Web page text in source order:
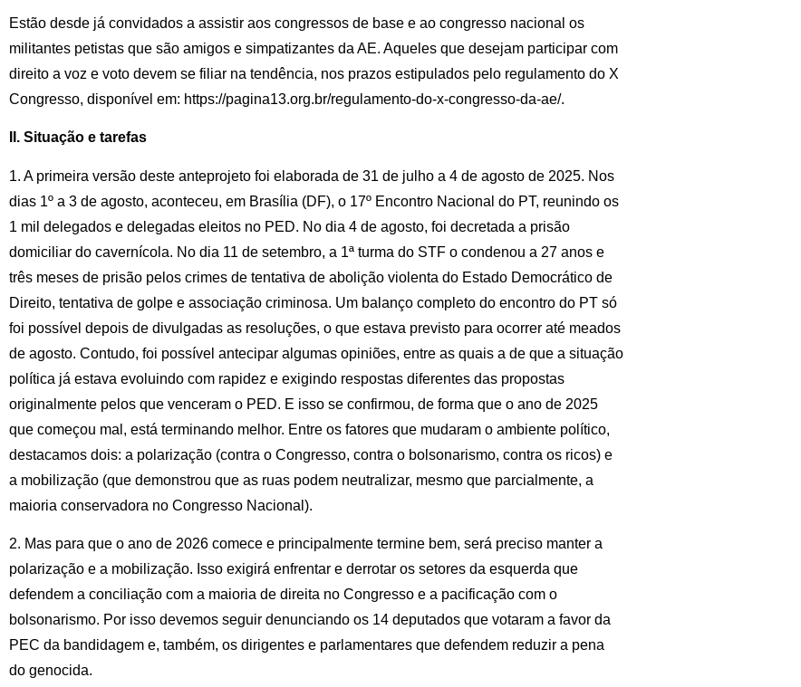
Estão desde já convidados a assistir aos congressos de base e ao congresso nacional os
militantes petistas que são amigos e simpatizantes da AE. Aqueles que desejam participar com
direito a voz e voto devem se filiar na tendência, nos prazos estipulados pelo regulamento do X
Congresso, disponível em: https://pagina13.org.br/regulamento-do-x-congresso-da-ae/.
II. Situação e tarefas
1. A primeira versão deste anteprojeto foi elaborada de 31 de julho a 4 de agosto de 2025. Nos
dias 1º a 3 de agosto, aconteceu, em Brasília (DF), o 17º Encontro Nacional do PT, reunindo os
1 mil delegados e delegadas eleitos no PED. No dia 4 de agosto, foi decretada a prisão
domiciliar do cavernícola. No dia 11 de setembro, a 1ª turma do STF o condenou a 27 anos e
três meses de prisão pelos crimes de tentativa de abolição violenta do Estado Democrático de
Direito, tentativa de golpe e associação criminosa. Um balanço completo do encontro do PT só
foi possível depois de divulgadas as resoluções, o que estava previsto para ocorrer até meados
de agosto. Contudo, foi possível antecipar algumas opiniões, entre as quais a de que a situação
política já estava evoluindo com rapidez e exigindo respostas diferentes das propostas
originalmente pelos que venceram o PED. E isso se confirmou, de forma que o ano de 2025
que começou mal, está terminando melhor. Entre os fatores que mudaram o ambiente político,
destacamos dois: a polarização (contra o Congresso, contra o bolsonarismo, contra os ricos) e
a mobilização (que demonstrou que as ruas podem neutralizar, mesmo que parcialmente, a
maioria conservadora no Congresso Nacional).
2. Mas para que o ano de 2026 comece e principalmente termine bem, será preciso manter a
polarização e a mobilização. Isso exigirá enfrentar e derrotar os setores da esquerda que
defendem a conciliação com a maioria de direita no Congresso e a pacificação com o
bolsonarismo. Por isso devemos seguir denunciando os 14 deputados que votaram a favor da
PEC da bandidagem e, também, os dirigentes e parlamentares que defendem reduzir a pena
do genocida.